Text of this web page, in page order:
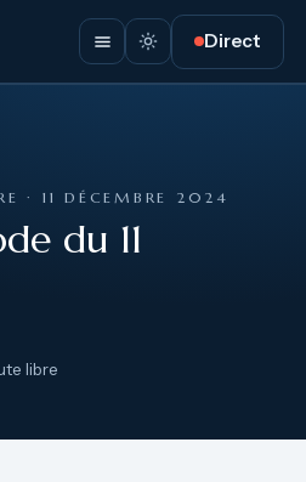
Direct
· 11 DÉCEMBRE 2024
du 11
libre